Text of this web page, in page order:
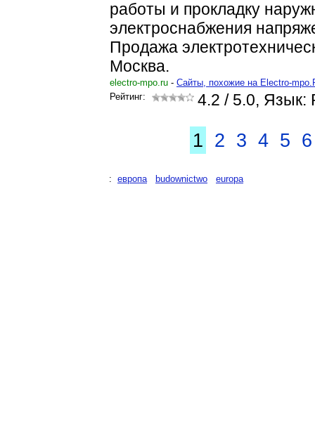
работы и прокладку
электроснабжения
Продажа
Москва.
electro-mpo.ru - Cайты, похожие на Electro-
Рейтинг:
4.2 / 5.0, Язык:
1 2 3 4 5 6
: европа budownictwo europa